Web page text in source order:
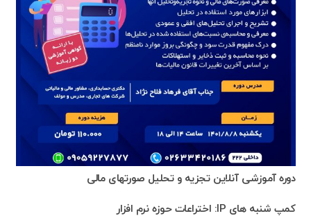
دوره آموزشی آنلاین تجزیه و تحلیل صورتهای مالی
کمپ شنبه های IP: اختراعات حوزه نرم افزار